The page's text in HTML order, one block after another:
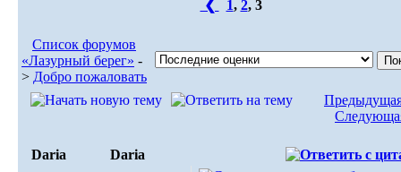
❮ 1, 2, 3
Список форумов
«Лазурный берег» -
> Добро пожаловать
Daria Daria